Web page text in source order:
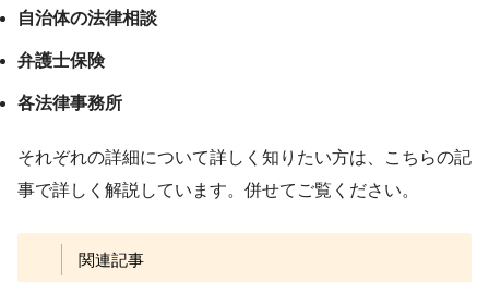
自治体の法律相談
弁護士保険
各法律事務所
それぞれの詳細について詳しく知りたい方は、こちらの記
事で詳しく解説しています。併せてご覧ください。
関連記事